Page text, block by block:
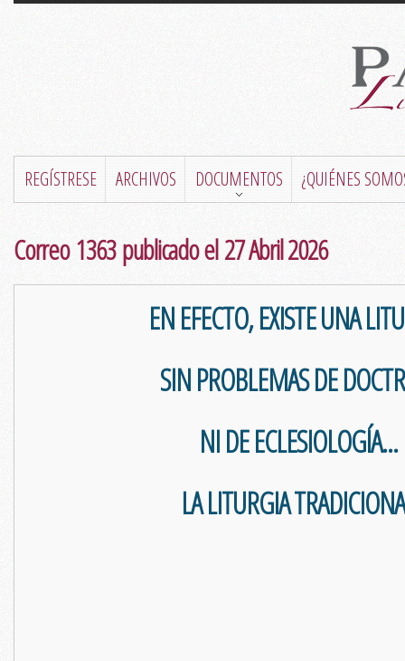
REGÍSTRESE ARCHIVOS DOCUMENTOS ¿QUIÉNES
Correo 1363 publicado el 27 Abril 2026
EN EFECTO, EXISTE UNA
SIN PROBLEMAS DE
NI DE ECLESIOLOGÍA...
LA LITURGIA